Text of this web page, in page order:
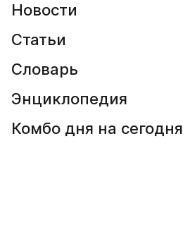
Новости
Статьи
Словарь
Энциклопедия
Комбо дня на сегодня